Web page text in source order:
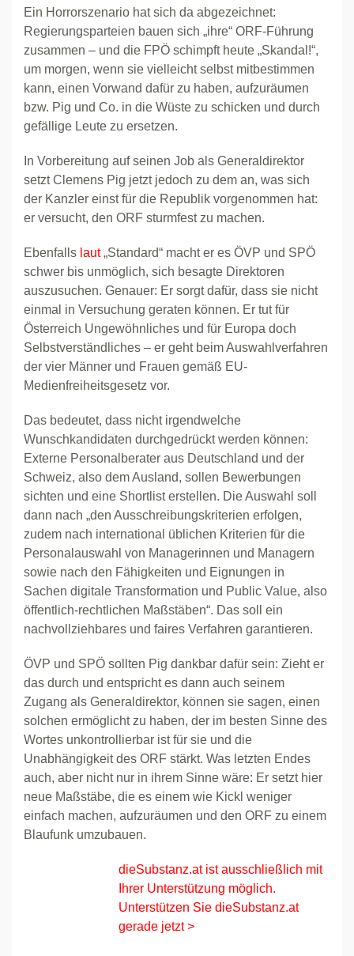
Ein Horrorszenario hat sich da abgezeichnet:
Regierungsparteien bauen sich „ihre“ ORF-Führung
zusammen – und die FPÖ schimpft heute „Skandal!“,
um morgen, wenn sie vielleicht selbst mitbestimmen
kann, einen Vorwand dafür zu haben, aufzuräumen
bzw. Pig und Co. in die Wüste zu schicken und durch
gefällige Leute zu ersetzen.
In Vorbereitung auf seinen Job als Generaldirektor
setzt Clemens Pig jetzt jedoch zu dem an, was sich
der Kanzler einst für die Republik vorgenommen hat:
er versucht, den ORF sturmfest zu machen.
Ebenfalls laut„Standard“ macht er es ÖVP und SPÖ
schwer bis unmöglich, sich besagte Direktoren
auszusuchen. Genauer: Er sorgt dafür, dass sie nicht
einmal in Versuchung geraten können. Er tut für
Österreich Ungewöhnliches und für Europa doch
Selbstverständliches – er geht beim Auswahlverfahren
der vier Männer und Frauen gemäß EU-
Medienfreiheitsgesetz vor.
Das bedeutet, dass nicht irgendwelche
Wunschkandidaten durchgedrückt werden können:
Externe Personalberater aus Deutschland und der
Schweiz, also dem Ausland, sollen Bewerbungen
sichten und eine Shortlist erstellen. Die Auswahl soll
dann nach „den Ausschreibungskriterien erfolgen,
zudem nach international üblichen Kriterien für die
Personalauswahl von Managerinnen und Managern
sowie nach den Fähigkeiten und Eignungen in
Sachen digitale Transformation und Public Value, also
öffentlich-rechtlichen Maßstäben“. Das soll ein
nachvollziehbares und faires Verfahren garantieren.
ÖVP und SPÖ sollten Pig dankbar dafür sein: Zieht er
das durch und entspricht es dann auch seinem
Zugang als Generaldirektor, können sie sagen, einen
solchen ermöglicht zu haben, der im besten Sinne des
Wortes unkontrollierbar ist für sie und die
Unabhängigkeit des ORF stärkt. Was letzten Endes
auch, aber nicht nur in ihrem Sinne wäre: Er setzt hier
neue Maßstäbe, die es einem wie Kickl weniger
einfach machen, aufzuräumen und den ORF zu einem
Blaufunk umzubauen.
dieSubstanz.at ist ausschließlich mit
Ihrer Unterstützung möglich.
Unterstützen Sie dieSubstanz.at
gerade jetzt >